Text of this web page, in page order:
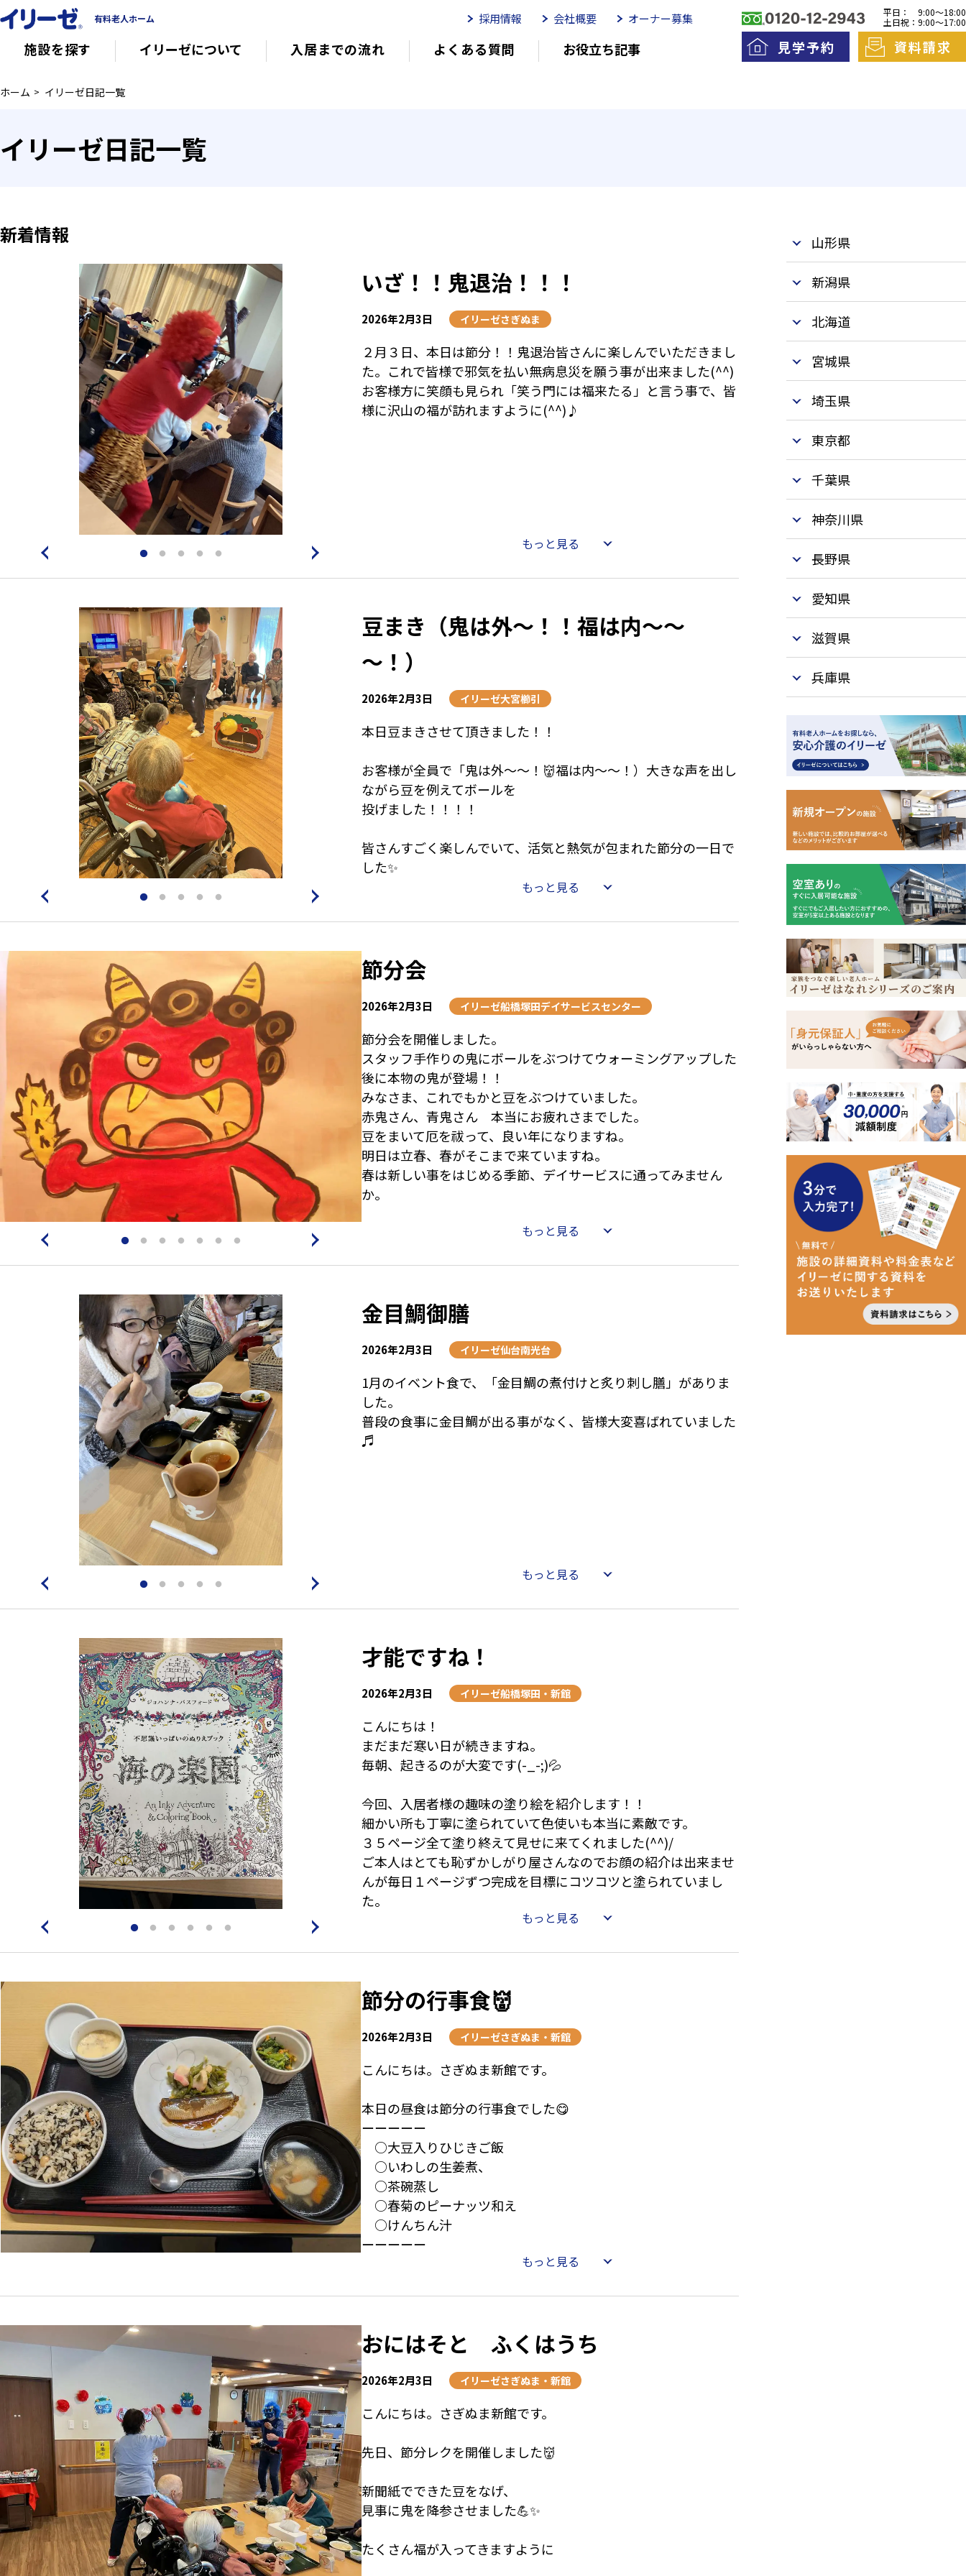
有料老人ホーム
施設を探す イリーゼについて
イリーゼについて
入居までの流れ よくある質問 お役立ち記事
意外と知らない介護保険の基本
採用情報 会社概要 オーナー募集
平日：
土日祝：
9:00～18:00
9:00～17:00
見学予約 資料請求
ホーム イリーゼ日記一覧
イリーゼ日記一覧
新着情報
いざ！！鬼退治！！！
2026年2月3日 イリーゼさぎぬま
２月３日、本日は節分！！鬼退治皆さんに楽しんでいただきまし
た。これで皆様で邪気を払い無病息災を願う事が出来ました(^^)
お客様方に笑顔も見られ「笑う門には福来たる」と言う事で、皆
もっと見る
豆まき（鬼は外～！！福は内～～
～！）
2026年2月3日 イリーゼ大宮櫛引
本日豆まきさせて頂きました！！
お客様が全員で「鬼は外～～！👹福は内～～！）大きな声を出し
ながら豆を例えてボールを
投げました！！！！
皆さんすごく楽しんでいて、活気と熱気が包まれた節分の一日で
した✨
もっと見る
節分会
2026年2月3日 イリーゼ船橋塚田デイサービスセンター
節分会を開催しました。
スタッフ手作りの鬼にボールをぶつけてウォーミングアップした
後に本物の鬼が登場！！
みなさま、これでもかと豆をぶつけていました。
赤鬼さん、青鬼さん 本当にお疲れさまでした。
豆をまいて厄を祓って、良い年になりますね。
明日は立春、春がそこまで来ていますね。
春は新しい事をはじめる季節、デイサービスに通ってみません
もっと見る
金目鯛御膳
2026年2月3日 イリーゼ仙台南光台
1月のイベント食で、「金目鯛の煮付けと炙り刺し膳」がありま
した。
普段の食事に金目鯛が出る事がなく、皆様大変喜ばれていました
♬
もっと見る
才能ですね！
2026年2月3日 イリーゼ船橋塚田・新館
こんにちは！
まだまだ寒い日が続きますね。
毎朝、起きるのが大変です(-_-;)💦
今回、入居者様の趣味の塗り絵を紹介します！！
細かい所も丁寧に塗られていて色使いも本当に素敵です。
３５ページ全て塗り終えて見せに来てくれました(^^)/
ご本人はとても恥ずかしがり屋さんなのでお顔の紹介は出来ませ
んが毎日１ページずつ完成を目標にコツコツと塗られていまし
た。
私にはとても出来ないです(;'∀')
またご紹介出来ると思いますのでお楽しみに！！
もっと見る
節分の行事食👹
2026年2月3日 イリーゼさぎぬま・新館
こんにちは。さぎぬま新館です。
本日の昼食は節分の行事食でした😋
ーーーーー
○大豆入りひじきご飯
○いわしの生姜煮、
○茶碗蒸し
○春菊のピーナッツ和え
○けんちん汁
ーーーーー
ぜーんぶ美味しそうです🍚🙏もっと見る
おにはそと ふくはうち
2026年2月3日 イリーゼさぎぬま・新館
こんにちは。さぎぬま新館です。
先日、節分レクを開催しました👹
新聞紙でできた豆をなげ、
見事に鬼を降参させました💪✨
たくさん福が入ってきますように
山形県
新潟県
北海道
宮城県
埼玉県
東京都
千葉県
神奈川県
長野県
愛知県
滋賀県
兵庫県